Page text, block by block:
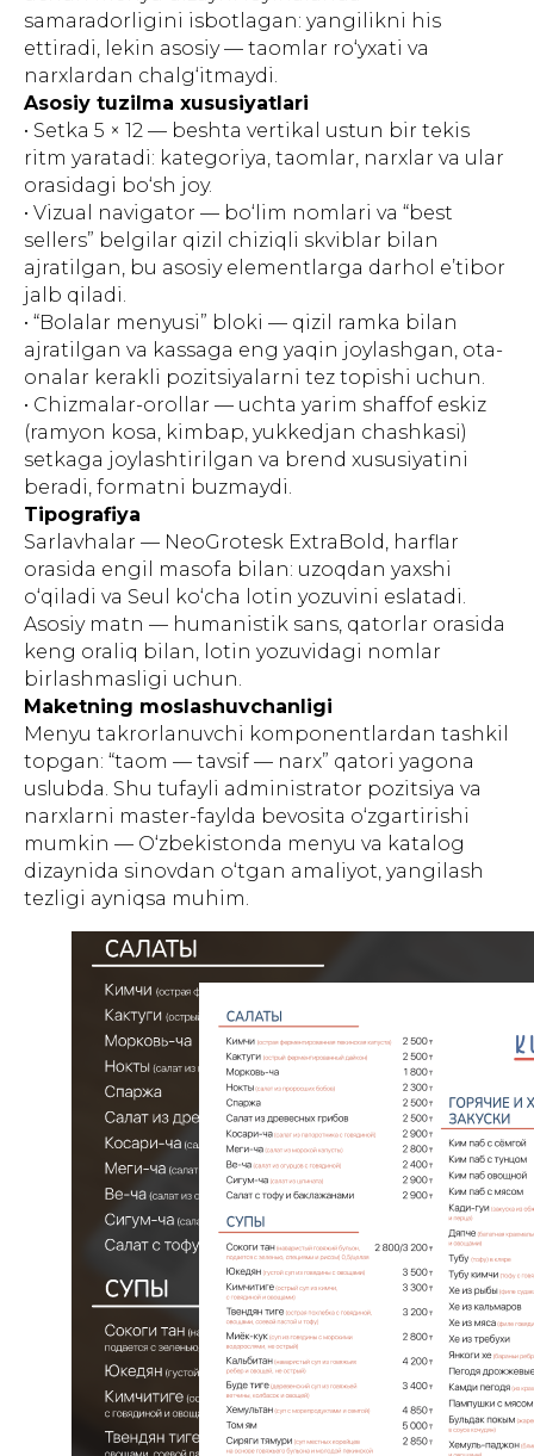
samaradorligini isbotlagan: yangilikni his
ettiradi, lekin asosiy — taomlar ro‘yxati va
narxlardan chalg‘itmaydi.
Asosiy tuzilma xususiyatlari
• Setka 5 × 12 — beshta vertikal ustun bir tekis
ritm yaratadi: kategoriya, taomlar, narxlar va ular
orasidagi bo‘sh joy.
• Vizual navigator — bo‘lim nomlari va “best
sellers” belgilar qizil chiziqli skviblar bilan
ajratilgan, bu asosiy elementlarga darhol e’tibor
jalb qiladi.
• “Bolalar menyusi” bloki — qizil ramka bilan
ajratilgan va kassaga eng yaqin joylashgan, ota-
onalar kerakli pozitsiyalarni tez topishi uchun.
• Chizmalar-orollar — uchta yarim shaffof eskiz
(ramyon kosa, kimbap, yukkedjan chashkasi)
setkaga joylashtirilgan va brend xususiyatini
beradi, formatni buzmaydi.
Tipografiya
Sarlavhalar — NeoGrotesk ExtraBold, harflar
orasida engil masofa bilan: uzoqdan yaxshi
o‘qiladi va Seul ko‘cha lotin yozuvini eslatadi.
Asosiy matn — humanistik sans, qatorlar orasida
keng oraliq bilan, lotin yozuvidagi nomlar
birlashmasligi uchun.
Maketning moslashuvchanligi
Menyu takrorlanuvchi komponentlardan tashkil
topgan: “taom — tavsif — narx” qatori yagona
uslubda. Shu tufayli administrator pozitsiya va
narxlarni master-faylda bevosita o‘zgartirishi
mumkin — O‘zbekistonda menyu va katalog
dizaynida sinovdan o‘tgan amaliyot, yangilash
tezligi ayniqsa muhim.
Создание, поддержка и
продвижение сайтов в Узбекистане
О НАС УПАКОВКА
ПОЛИГРАФИЯ
БАННЕРЫ INSTAGRAM ПРЕЗЕНТАЦИИ
ПОЛЬЗОВАТЕЛЬСКОЕ
СОГЛАШЕНИЕ